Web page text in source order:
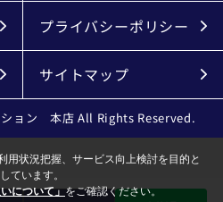
プライバシーポリシー
サイトマップ
ション 本店 All Rights Reserved.
用状況把握、サービス向上検討を目的と
ています。
について」をご確認ください。